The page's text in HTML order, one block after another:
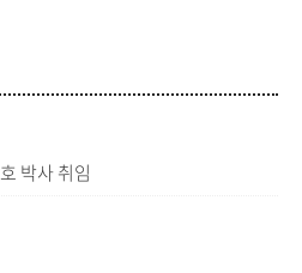
박사 취임